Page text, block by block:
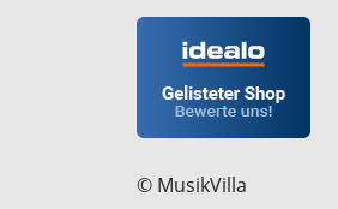
© MusikVilla